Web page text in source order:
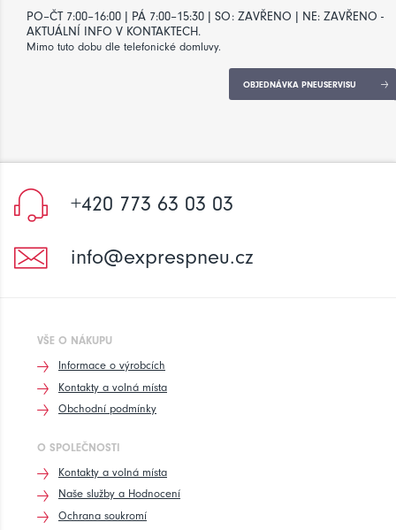
PO–ČT 7:00–16:00 | PÁ 7:00–15:30 | SO: ZAVŘENO | NE: ZAVŘENO -
AKTUÁLNÍ INFO V KONTAKTECH.
Mimo tuto dobu dle telefonické domluvy.
OBJEDNÁVKA PNEUSERVISU
+420 773 63 03 03
info@exprespneu.cz
VŠE O NÁKUPU
Informace o výrobcích
Kontakty a volná místa
Obchodní podmínky
O SPOLEČNOSTI
Kontakty a volná místa
Naše služby a Hodnocení
Ochrana soukromí